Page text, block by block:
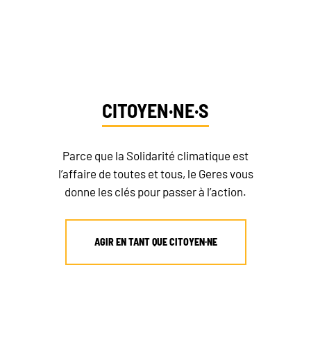
NEWSLETTER
CITOYEN·NE·S
Parce que la Solidarité climatique est
l’affaire de toutes et tous, le Geres vous
donne les clés pour passer à l’action.
AGIR EN TANT QUE CITOYEN·NE